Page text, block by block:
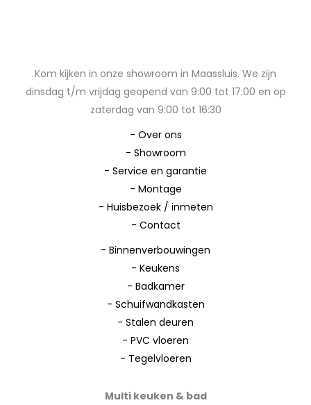
Kom kijken in onze showroom in Maassluis. We zijn
dinsdag t/m vrijdag geopend van 9:00 tot 17:00 en op
zaterdag van 9:00 tot 16:30
- Over ons
- Showroom
- Service en garantie
- Montage
- Huisbezoek / inmeten
- Contact
- Binnenverbouwingen
- Keukens
- Badkamer
- Schuifwandkasten
- Stalen deuren
- PVC vloeren
- Tegelvloeren
Multi keuken & bad